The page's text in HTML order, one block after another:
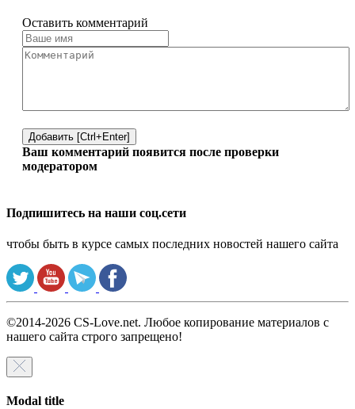
Оставить комментарий
Добавить [Ctrl+Enter]
Ваш комментарий появится после проверки
модератором
Подпишитесь на наши соц.сети
чтобы быть в курсе самых последних новостей нашего сайта
©2014-2026 CS-Love.net. Любое копирование материалов с
нашего сайта строго запрещено!
Modal title